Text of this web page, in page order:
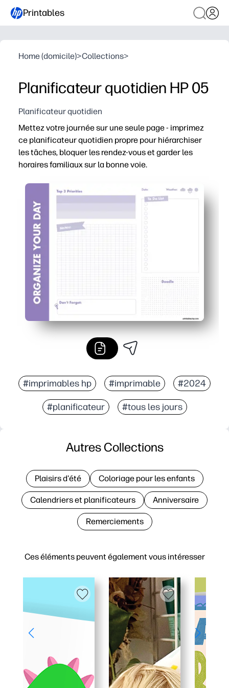
Printables
Home (domicile)>Collections>
Planificateur quotidien HP 05
Planificateur quotidien
Mettez votre journée sur une seule page - imprimez
ce planificateur quotidien propre pour hiérarchiser
les tâches, bloquer les rendez-vous et garder les
horaires familiaux sur la bonne voie.
Configuration sans préparation - imprimez et
Des sections claires pour les priorités, les choses à
La mise en page adaptée à la famille suit les cours,
Utilisation flexible - réimprimez à tout moment pour
#imprimables hp #imprimable #2024
#planificateur #tous les jours
Ces éléments peuvent également vous intéresser
Autres Collections
Plaisirs d'été Coloriage pour les enfants
Calendriers et planificateurs Anniversaire
Remerciements